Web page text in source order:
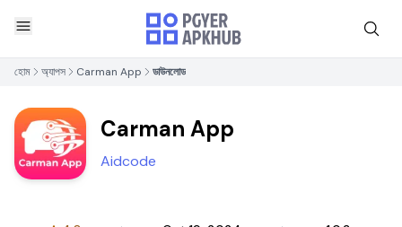
হোম অ্যাপস Carman App ডাউনলোড
Carman App
Aidcode